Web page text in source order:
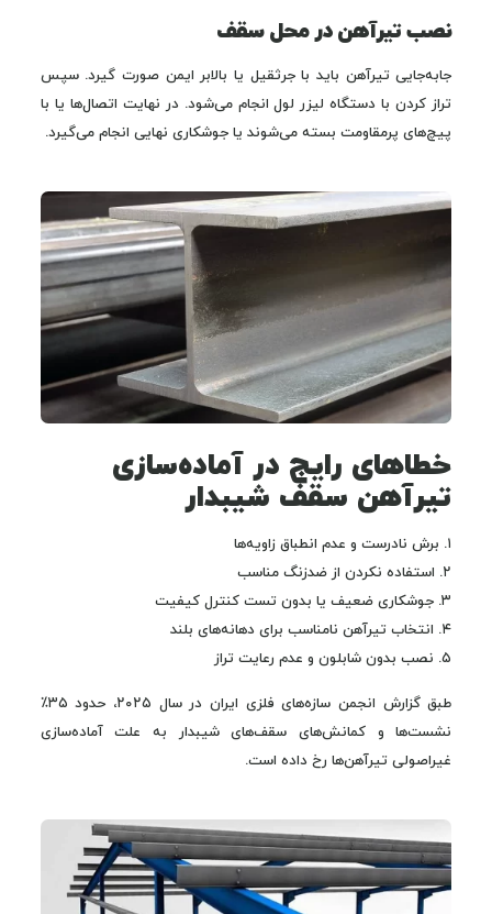
نصب تیرآهن در محل سقف
جابه‌جایی تیرآهن باید با جرثقیل یا بالابر ایمن صورت گیرد. سپس
تراز کردن با دستگاه لیزر لول انجام می‌شود. در نهایت اتصال‌ها یا با
پیچ‌های پرمقاومت بسته می‌شوند یا جوشکاری نهایی انجام می‌گیرد.
خطاهای رایج در آماده‌سازی
تیرآهن سقف شیبدار
۱. برش نادرست و عدم انطباق زاویه‌ها
۲. استفاده نکردن از ضدزنگ مناسب
۳. جوشکاری ضعیف یا بدون تست کنترل کیفیت
۴. انتخاب تیرآهن نامناسب برای دهانه‌های بلند
۵. نصب بدون شابلون و عدم رعایت تراز
طبق گزارش انجمن سازه‌های فلزی ایران در سال ۲۰۲۵، حدود ۳۵٪
نشست‌ها و کمانش‌های سقف‌های شیبدار به علت آماده‌سازی
غیراصولی تیرآهن‌ها رخ داده است.